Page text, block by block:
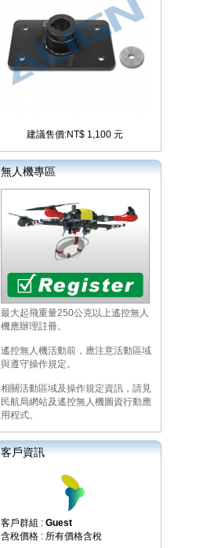
建議售價:NT$ 1,100 元
無人機專區
最大起飛重量250公克以上遙控無人
機應辦理註冊。
遙控無人機活動前，應注意活動區域
與遵守操作規定。
相關活動區域及操作規定資訊，請見
民航局網站及遙控無人機圖資行動應
用程式。
客戶資訊
客戶群組 : Guest
含稅價格 : 所有價格含稅